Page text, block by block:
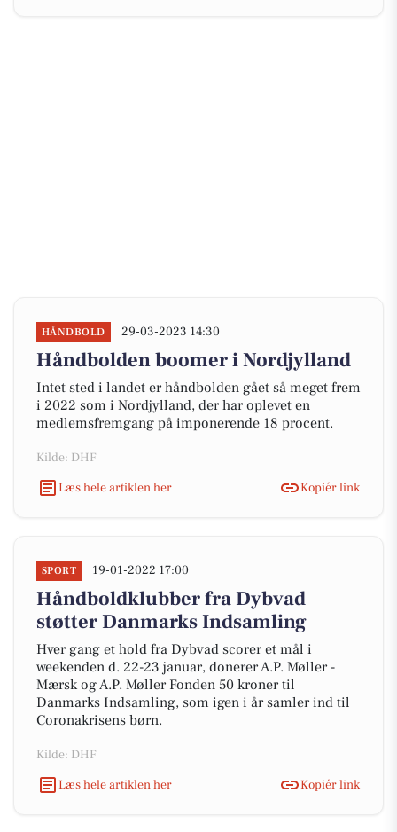
HÅNDBOLD 29-03-2023 14:30
Håndbolden boomer i Nordjylland
Intet sted i landet er håndbolden gået så meget frem
i 2022 som i Nordjylland, der har oplevet en
medlemsfremgang på imponerende 18 procent.
Kilde: DHF
Læs hele artiklen her
Kopiér link
SPORT 19-01-2022 17:00
Håndboldklubber fra Dybvad
støtter Danmarks Indsamling
Hver gang et hold fra Dybvad scorer et mål i
weekenden d. 22-23 januar, donerer A.P. Møller -
Mærsk og A.P. Møller Fonden 50 kroner til
Danmarks Indsamling, som igen i år samler ind til
Coronakrisens børn.
Kilde: DHF
Læs hele artiklen her
Kopiér link